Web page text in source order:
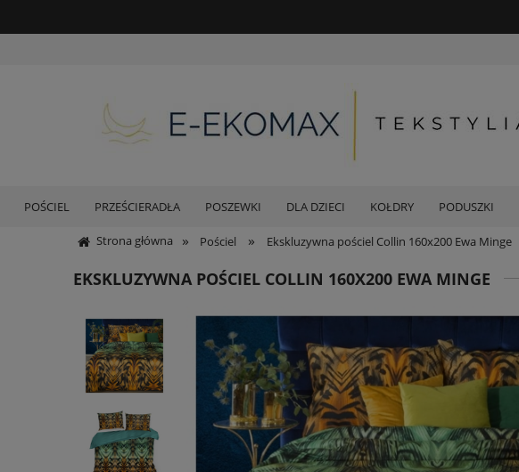
POŚCIEL PRZEŚCIERADŁA POSZEWKI DLA DZIECI KOŁDRY PODUSZKI
Strona główna » Pościel » Ekskluzywna pościel Collin 160x200 Ewa Minge
EKSKLUZYWNA POŚCIEL COLLIN 160X200 EWA MINGE